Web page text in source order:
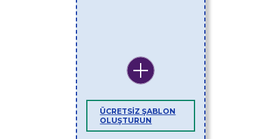
ÜCRETSIZ ŞABLON
OLUŞTURUN